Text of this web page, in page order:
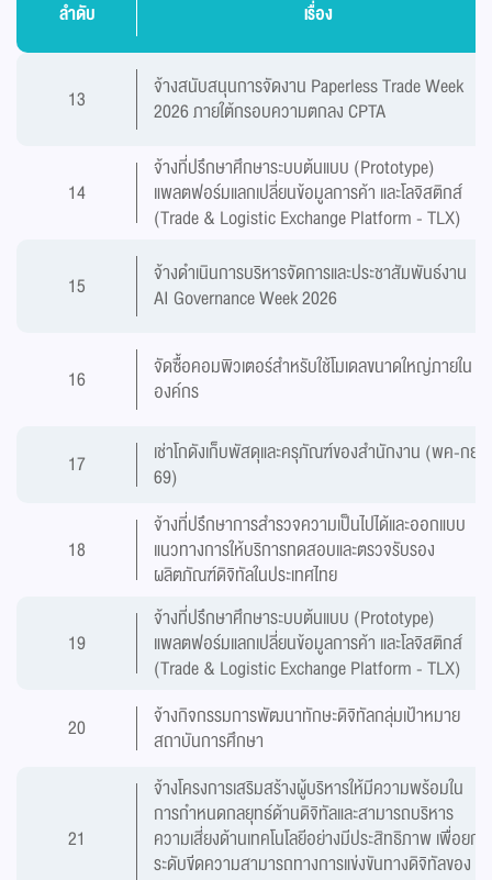
ลำดับ เรื่อง
13
จ้างสนับสนุนการจัดงาน Paperless Trade Week
2026 ภายใต้กรอบความตกลง CPTA
14
จ้างที่ปรึกษาศึกษาระบบต้นแบบ (Prototype)
แพลตฟอร์มแลกเปลี่ยนข้อมูลการค้า และโลจิสติกส์
(Trade & Logistic Exchange Platform - TLX)
15
จ้างดำเนินการบริหารจัดการและประชาสัมพันธ์งาน
AI Governance Week 2026
16
จัดซื้อคอมพิวเตอร์สำหรับใช้โมเดลขนาดใหญ่ภายใน
องค์กร
17
เช่าโกดังเก็บพัสดุและครุภัณฑ์ของสำนักงาน (พค-กย
69)
18
จ้างที่ปรึกษาการสำรวจความเป็นไปได้และออกแบบ
แนวทางการให้บริการทดสอบและตรวจรับรอง
ผลิตภัณฑ์ดิจิทัลในประเทศไทย
19
จ้างที่ปรึกษาศึกษาระบบต้นแบบ (Prototype)
แพลตฟอร์มแลกเปลี่ยนข้อมูลการค้า และโลจิสติกส์
(Trade & Logistic Exchange Platform - TLX)
20
จ้างกิจกรรมการพัฒนาทักษะดิจิทัลกลุ่มเป้าหมาย
สถาบันการศึกษา
21
จ้างโครงการเสริมสร้างผู้บริหารให้มีความพร้อมใน
การกำหนดกลยุทธ์ด้านดิจิทัลและสามารถบริหาร
ความเสี่ยงด้านเทคโนโลยีอย่างมีประสิทธิภาพ เพื่อยก
ระดับขีดความสามารถทางการแข่งขันทางดิจิทัลของ